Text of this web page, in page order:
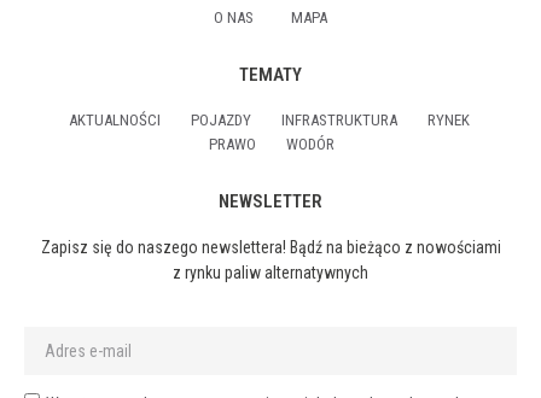
O NAS MAPA
TEMATY
AKTUALNOŚCI POJAZDY INFRASTRUKTURA
RYNEK
PRAWO
WODÓR
NEWSLETTER
Zapisz się do naszego newslettera! Bądź na bieżąco z nowościami
z rynku paliw alternatywnych